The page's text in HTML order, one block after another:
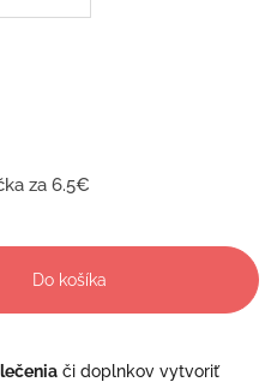
za 6.5€
Do košíka
či doplnkov vytvoriť